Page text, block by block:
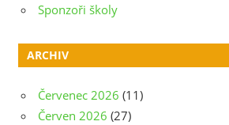
Sponzoři školy
ARCHIV
Červenec 2026 (11)
Červen 2026 (27)